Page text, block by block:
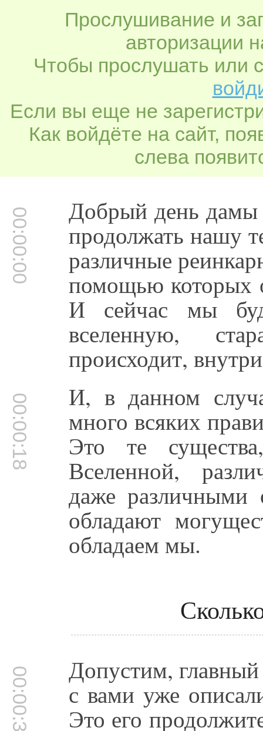
Прослушивание и
авторизации
Чтобы прослушать или
Если вы еще не
Как войдёте на сайт,
слева
00:00:00 Добрый день дамы
продолжать нашу
различные
помощью которых
И сейчас мы
вселенную,
происходит,
00:00:18 И, в данном
много всяких
Это те
Вселенной,
даже различными
обладают
обладаем мы.
00:00:38 Допустим,
с вами уже
Это его